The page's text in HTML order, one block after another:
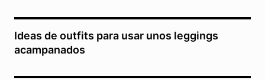
Ideas de outfits para usar unos leggings
acampanados